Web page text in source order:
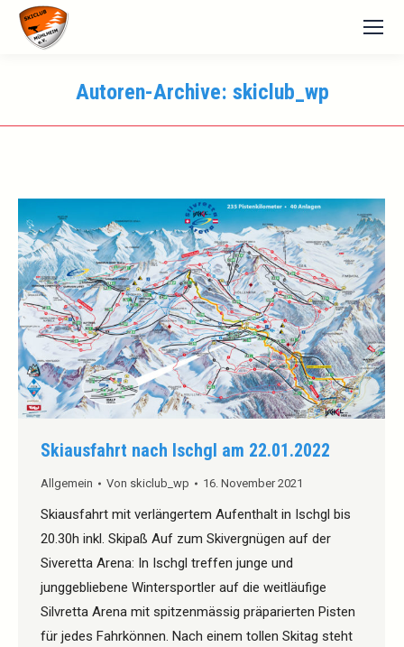
Autoren-Archive: skiclub_wp
Skiausfahrt nach Ischgl am 22.01.2022
Allgemein Von skiclub_wp 16. November 2021
Skiausfahrt mit verlängertem Aufenthalt in Ischgl bis
20.30h inkl. Skipaß Auf zum Skivergnügen auf der
Siveretta Arena: In Ischgl treffen junge und
junggebliebene Wintersportler auf die weitläufige
Silvretta Arena mit spitzenmässig präparierten Pisten
für jedes Fahrkönnen. Nach einem tollen Skitag steht